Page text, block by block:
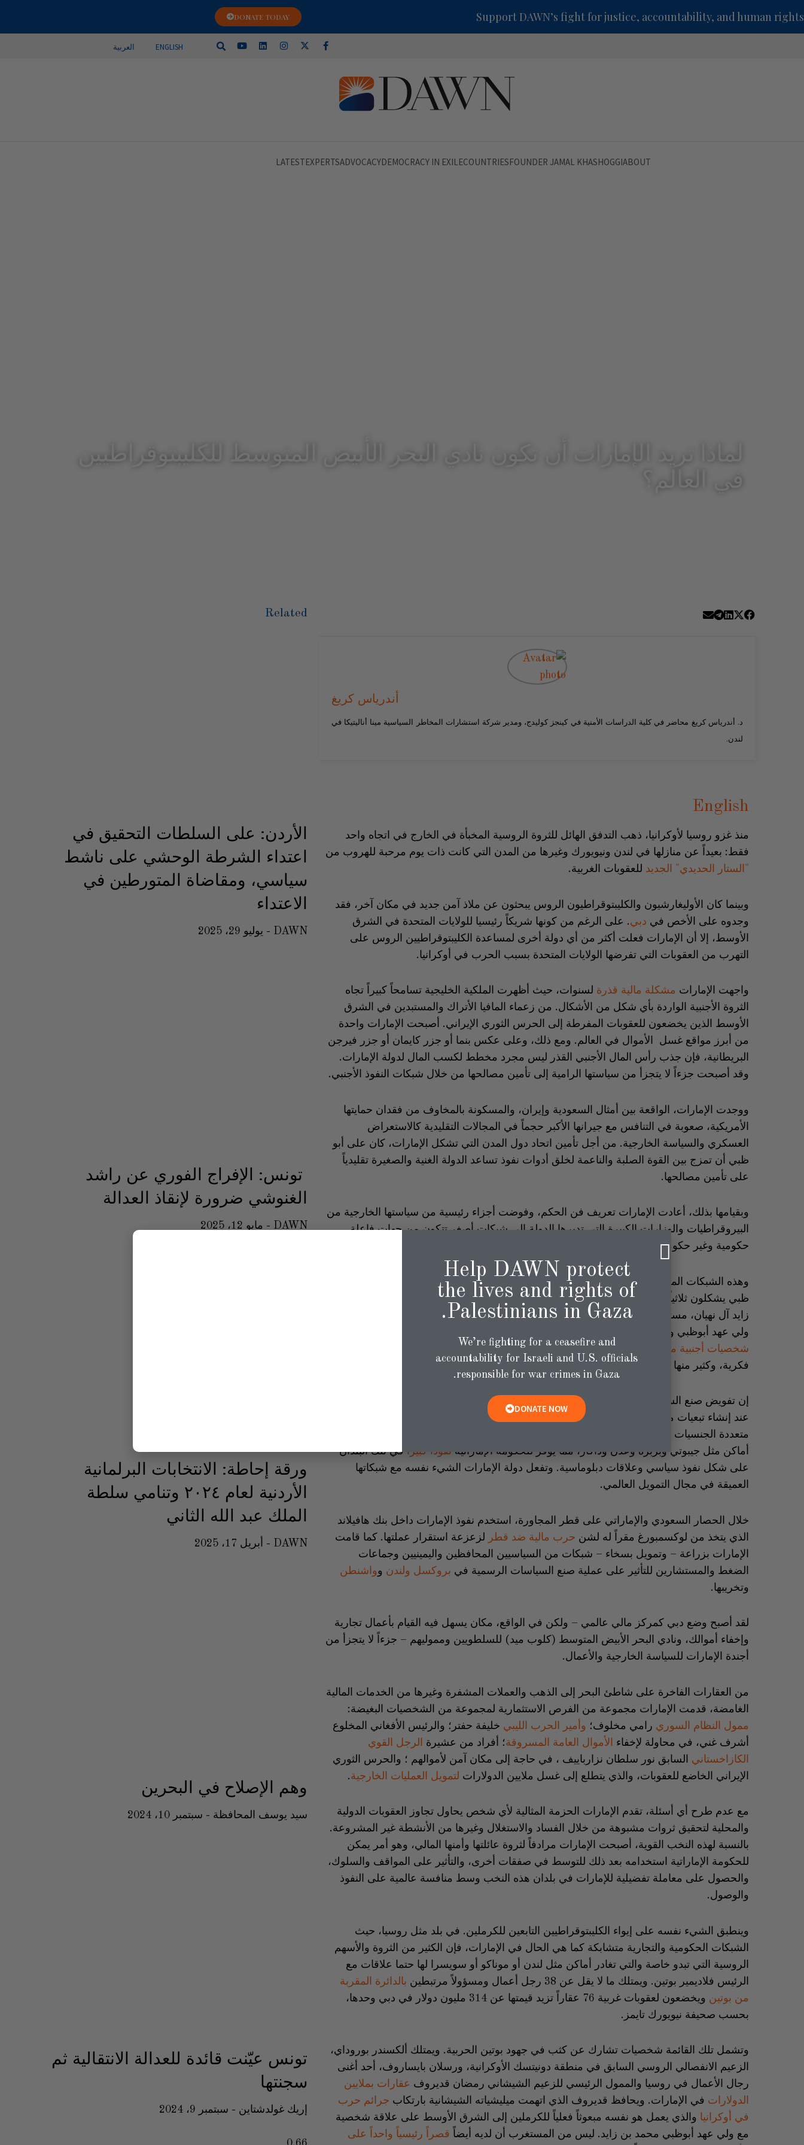
Support DAWN’s fight for justice, accountability, and human rights
DONATE TODAY
ENGLISH العربية
ABOUT
FOUNDER JAMAL KHASHOGGI
COUNTRIES
DEMOCRACY IN EXILE
ADVOCACY
EXPERTS
LATEST
لماذا تريد الإمارات أن تكون نادي البحر الأبيض المتوسط للكليبتوقراطيين
في العالم؟
أندرياس كريغ
د. أندرياس كريغ محاضر في كلية الدراسات الأمنية في كينجز كوليدج، ومدير شركة استشارات المخاطر السياسية مينا أناليتيكا في
لندن.
English
منذ غزو روسيا لأوكرانيا، ذهب التدفق الهائل للثروة الروسية المخبأة في الخارج في اتجاه واحد
فقط: بعيداً عن منازلها في لندن ونيويورك وغيرها من المدن التي كانت ذات يوم مرحبة للهروب من
"الستار الحديدي" الجديد للعقوبات الغربية.
وبينما كان الأوليغارشيون والكليبتوقراطيون الروس يبحثون عن ملاذ آمن جديد في مكان آخر، فقد
وجدوه على الأخص في دبي. على الرغم من كونها شريكاً رئيسيا للولايات المتحدة في الشرق
الأوسط، إلا أن الإمارات فعلت أكثر من أي دولة أخرى لمساعدة الكليبتوقراطيين الروس على
التهرب من العقوبات التي تفرضها الولايات المتحدة بسبب الحرب في أوكرانيا.
واجهت الإمارات مشكلة مالية قذرة لسنوات، حيث أظهرت الملكية الخليجية تسامحاً كبيراً تجاه
الثروة الأجنبية الواردة بأي شكل من الأشكال. من زعماء المافيا الأتراك والمستبدين في الشرق
الأوسط الذين يخضعون للعقوبات المفرطة إلى الحرس الثوري الإيراني. أصبحت الإمارات واحدة
من أبرز مواقع غسل الأموال في العالم. ومع ذلك، وعلى عكس بنما أو جزر كايمان أو جزر فيرجن
البريطانية، فإن جذب رأس المال الأجنبي القذر ليس مجرد مخطط لكسب المال لدولة الإمارات.
وقد أصبحت جزءاً لا يتجزأ من سياستها الرامية إلى تأمين مصالحها من خلال شبكات النفوذ الأجنبي.
ووجدت الإمارات، الواقعة بين أمثال السعودية وإيران، والمسكونة بالمخاوف من فقدان حمايتها
الأمريكية، صعوبة في التنافس مع جيرانها الأكبر حجماً في المجالات التقليدية كالاستعراض
العسكري والسياسة الخارجية. من أجل تأمين اتحاد دول المدن التي تشكل الإمارات، كان على أبو
ظبي أن تمزج بين القوة الصلبة والناعمة لخلق أدوات نفوذ تساعد الدولة الغنية والصغيرة تقليدياً
على تأمين مصالحها.
وبقيامها بذلك، أعادت الإمارات تعريف فن الحكم، وفوضت أجزاء رئيسية من سياستها الخارجية من
البيروقراطيات والوزارات الكبيرة التي تديرها الدولة إلى شبكات أصغر تتكون من جهات فاعلة
حكومية وغير حكومية، وغالباً ما تتداخل المصالح التجارية مع الأمن القومي.
وهذه الشبكات المختلفة يسيطر عليها ويوجهها بشكل فعال ثلاثة أشقاء في الأسرة الحاكمة في أبو
ظبي يشكلون ثلاثياً قوياً، وهم: منصور بن زايد آل نهيان، رجل أعمال ملياردير ووزير؛ وطحنون بن
زايد آل نهيان، مستشار الأمن القومي لدولة الإمارات العربية المتحدة؛ ومحمد بن زايد آل نهيان،
ولي عهد أبوظبي والحاكم الفعلي. وتشمل الشبكات التي زرعوها لخدمة المصالح الإماراتية
شخصيات أجنبية مؤثرة
، ومؤسسات تجارية، وبنوك، وجماعات ضغط في واشنطن، وحتى مراكز
فكرية، وكثير منها إما مرتبط بمحافظ منصور الاستثمارية أو بمكتب طحنون للشؤون الاستراتيجية.
إن تفويض صنع السياسة الخارجية الرسمية لهذه الكيانات يوفر لدولة الإمارات إمكانية إنكار معقولة
عند إنشاء تبعيات مختلفة في الخارج. فعلى سبيل المثال، تستخدم شركة موانئ دبي العالمية
متعددة الجنسيات للخدمات اللوجستية الحكومية للوصول إلى البنية التحتية الحيوية مثل الموانئ في
أماكن مثل جيبوتي وبربرة وعدن وداكار، مما يوفر للحكومة الإماراتية نفوذاً كبيراً في تلك البلدان
على شكل نفوذ سياسي وعلاقات دبلوماسية. وتفعل دولة الإمارات الشيء نفسه مع شبكاتها
العميقة في مجال التمويل العالمي.
خلال الحصار السعودي والإماراتي على قطر المجاورة، استخدم نفوذ الإمارات داخل بنك هافيلاند
الذي يتخذ من لوكسمبورغ مقراً له لشن حرب مالية ضد قطر
لزعزعة استقرار عملتها. كما قامت
الإمارات بزراعة – وتمويل بسخاء – شبكات من السياسيين المحافظين واليمينيين وجماعات
الضغط والمستشارين للتأثير على عملية صنع السياسات الرسمية في بروكسل ولندن وواشنطن
وتخريبها.
لقد أصبح وضع دبي كمركز مالي عالمي – ولكن في الواقع، مكان يسهل فيه القيام بأعمال تجارية
وإخفاء أموالك، ونادي البحر الأبيض المتوسط (كلوب ميد) للسلطويين ومموليهم – جزءاً لا يتجزأ من
أجندة الإمارات للسياسة الخارجية والأعمال.
من العقارات الفاخرة على شاطئ البحر إلى الذهب والعملات المشفرة وغيرها من الخدمات المالية
الغامضة، قدمت الإمارات مجموعة من الفرص الاستثمارية لمجموعة من الشخصيات البغيضة:
ممول النظام السوري رامي مخلوف؛ وأمير الحرب الليبي خليفة حفتر؛ والرئيس الأفغاني المخلوع
أشرف غني، في محاولة لإخفاء
الأموال العامة المسروقة؛ أفراد من عشيرة
الرجل القوي
الكازاخستاني السابق نور سلطان نزارباييف ، في حاجة إلى مكان آمن لأموالهم ؛ والحرس الثوري
الإيراني الخاضع للعقوبات، والذي يتطلع إلى غسل ملايين الدولارات لتمويل العمليات الخارجية.
مع عدم طرح أي أسئلة، تقدم الإمارات الحزمة المثالية لأي شخص يحاول تجاوز العقوبات الدولية
والمحلية لتحقيق ثروات مشبوهة من خلال الفساد والاستغلال وغيرها من الأنشطة غير المشروعة.
بالنسبة لهذه النخب القوية، أصبحت الإمارات مرادفاً لثروة عائلتها وأمنها المالي، وهو أمر يمكن
للحكومة الإماراتية استخدامه بعد ذلك للتوسط في صفقات أخرى، والتأثير على المواقف والسلوك،
والحصول على معاملة تفضيلية للإمارات في بلدان هذه النخب وسط منافسة عالمية على النفوذ
والوصول.
وينطبق الشيء نفسه على إيواء الكليبتوقراطيين التابعين للكرملين. في بلد مثل روسيا، حيث
الشبكات الحكومية والتجارية متشابكة كما هي الحال في الإمارات، فإن الكثير من الثروة والأسهم
الروسية التي تبدو خاصة والتي تغادر أماكن مثل لندن أو موناكو أو سويسرا لها حتما علاقات مع
الرئيس فلاديمير بوتين. ويمتلك ما لا يقل عن 38 رجل أعمال ومسؤولاً مرتبطين
بالدائرة المقربة
من بوتين
ويخضعون لعقوبات غربية 76 عقاراً تزيد قيمتها عن 314 مليون دولار في دبي وحدها،
بحسب صحيفة نيويورك تايمز.
وتشمل تلك القائمة شخصيات تشارك عن كثب في جهود بوتين الحربية. ويمتلك ألكسندر بوروداي،
الزعيم الانفصالي الروسي السابق في منطقة دونيتسك الأوكرانية، ورسلان بايساروف، أحد أغنى
رجال الأعمال في روسيا والممول الرئيسي للزعيم الشيشاني رمضان قديروف عقارات بملايين
الدولارات في الإمارات. ويحافظ قديروف الذي اتهمت ميليشياته الشيشانية بارتكاب جرائم حرب
في أوكرانيا والذي يعمل هو نفسه مبعوثاً فعلياً للكرملين إلى الشرق الأوسط على علاقة شخصية
مع ولي عهد أبوظبي محمد بن زايد. ليس من المستغرب أن لديه أيضاً قصراً رئيسياً واحداً على
Related
الأردن: على السلطات التحقيق في
اعتداء الشرطة الوحشي على ناشط
سياسي، ومقاضاة المتورطين في
الاعتداء
DAWN يوليو 29، 2025
تونس: الإفراج الفوري عن راشد
الغنوشي ضرورة لإنقاذ العدالة
DAWN مايو 12، 2025
ورقة إحاطة: الانتخابات البرلمانية
الأردنية لعام ٢٠٢٤ وتنامي سلطة
الملك عبد الله الثاني
DAWN أبريل 17، 2025
وهم الإصلاح في البحرين
سيد يوسف المحافظة سبتمبر 10، 2024
تونس عيّنت قائدة للعدالة الانتقالية ثم
سجنتها
إريك غولدشتاين سبتمبر 9، 2024
Help DAWN protect
the lives and rights of
Palestinians in Gaza.
We’re fighting for a ceasefire and
accountability for Israeli and U.S. officials
responsible for war crimes in Gaza.
DONATE NOW